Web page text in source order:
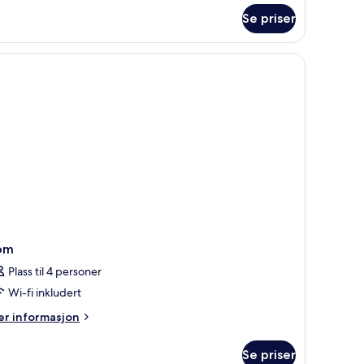
Se priser
Plass til 4 personer
Wi-fi inkludert
informasjon
Se priser